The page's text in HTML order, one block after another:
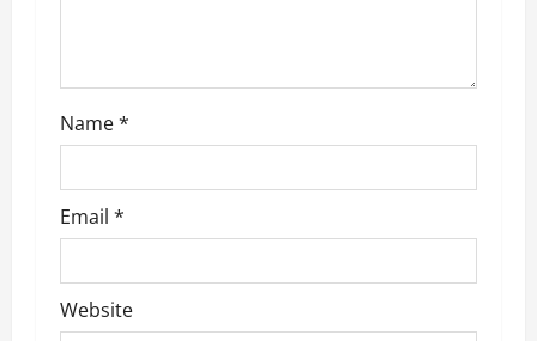
Name*
Email *
Website